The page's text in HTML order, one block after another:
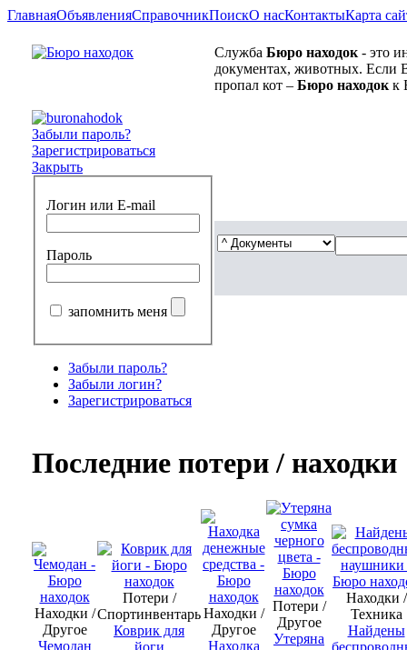
ГлавнаяОбъявленияСправочникПоискО насКонтактыКарта
Служба Бюро находок - это
документах, животных. Если
пропал кот – Бюро находок к
Забыли пароль?
Зарегистрироваться
Закрыть
Логин или E-mail
Пароль
запомнить меня
Забыли пароль?
Забыли логин?
Зарегистрироваться
Последние потери / находки
Находки /
Другое
Чемодан
Потери /
Спортинвентарь
Коврик для
йоги
Находки /
Другое
Находка
Потери /
Другое
Утеряна
Находки /
Техника
Найдены